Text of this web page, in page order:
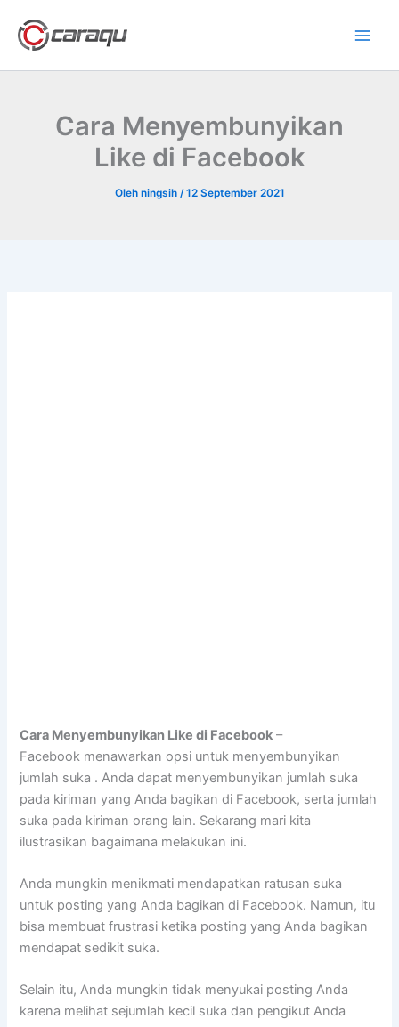
konten
Cara Menyembunyikan
Like di Facebook
Oleh ningsih /12 September 2021
Cara Menyembunyikan Like di Facebook –
Facebook menawarkan opsi untuk menyembunyikan
jumlah suka . Anda dapat menyembunyikan jumlah suka
pada kiriman yang Anda bagikan di Facebook, serta jumlah
suka pada kiriman orang lain. Sekarang mari kita
ilustrasikan bagaimana melakukan ini.
Anda mungkin menikmati mendapatkan ratusan suka
untuk posting yang Anda bagikan di Facebook. Namun, itu
bisa membuat frustrasi ketika posting yang Anda bagikan
mendapat sedikit suka.
Selain itu, Anda mungkin tidak menyukai posting Anda
karena melihat sejumlah kecil suka dan pengikut Anda